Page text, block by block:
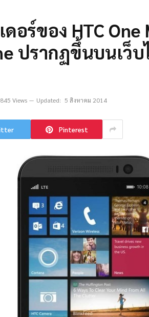
ดอร์ของ HTC
ปรากฏขึ้นบนเว็บ
845 Views Updated: 5 สิงหาคม 2014
Pinterest